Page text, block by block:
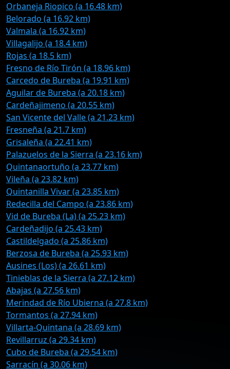
Orbaneja Riopico (a 16.48 km)
Belorado (a 16.92 km)
Valmala (a 16.92 km)
Villagalijo (a 18.4 km)
Rojas (a 18.5 km)
Fresno de Río Tirón (a 18.96 km)
Carcedo de Bureba (a 19.91 km)
Aguilar de Bureba (a 20.18 km)
Cardeñajimeno (a 20.55 km)
San Vicente del Valle (a 21.23 km)
Fresneña (a 21.7 km)
Grisaleña (a 22.41 km)
Palazuelos de la Sierra (a 23.16 km)
Quintanaortuño (a 23.77 km)
Vileña (a 23.82 km)
Quintanilla Vivar (a 23.85 km)
Redecilla del Campo (a 23.86 km)
Vid de Bureba (La) (a 25.23 km)
Cardeñadijo (a 25.43 km)
Castildelgado (a 25.86 km)
Berzosa de Bureba (a 25.93 km)
Ausines (Los) (a 26.61 km)
Tinieblas de la Sierra (a 27.12 km)
Abajas (a 27.56 km)
Merindad de Río Ubierna (a 27.8 km)
Tormantos (a 27.94 km)
Villarta-Quintana (a 28.69 km)
Revillarruz (a 29.34 km)
Cubo de Bureba (a 29.54 km)
Sarracín (a 30.06 km)